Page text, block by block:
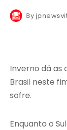
By
Inverno dá as
Brasil neste
sofre.
Enquanto o